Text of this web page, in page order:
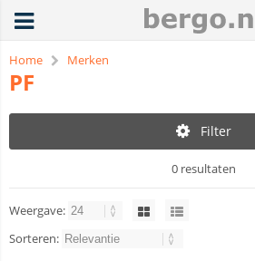
Home Merken
PF
Filter
0 resultaten
Weergave:
Sorteren: